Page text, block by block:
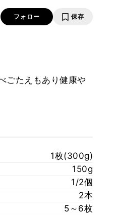
フォロー 保存
ごたえもあり健康や
1枚(300g)
150g
1/2個
2本
5～6枚